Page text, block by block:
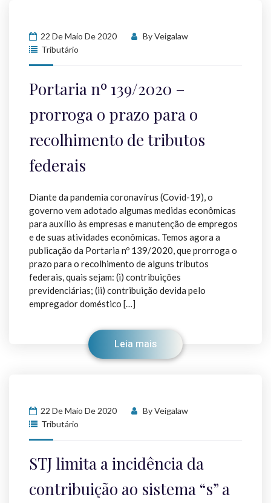
22 De Maio De 2020 ByVeigalaw
Tributário
Portaria nº 139/2020 –
prorroga o prazo para o
recolhimento de tributos
federais
Diante da pandemia coronavírus (Covid-19), o
governo vem adotado algumas medidas econômicas
para auxílio às empresas e manutenção de empregos
e de suas atividades econômicas. Temos agora a
publicação da Portaria nº 139/2020, que prorroga o
prazo para o recolhimento de alguns tributos
federais, quais sejam: (i) contribuições
previdenciárias; (ii) contribuição devida pelo
empregador doméstico […]
Leia mais
22 De Maio De 2020 ByVeigalaw
Tributário
STJ limita a incidência da
contribuição ao sistema “s” a